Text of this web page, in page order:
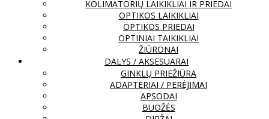
KOLIMATORIŲ LAIKIKLIAI IR PRIEDAI
OPTIKOS LAIKIKLIAI
OPTIKOS PRIEDAI
OPTINIAI TAIKIKLIAI
ŽIŪRONAI
DALYS / AKSESUARAI
GINKLŲ PRIEŽIŪRA
ADAPTERIAI / PERĖJIMAI
APSODAI
BUOŽĖS